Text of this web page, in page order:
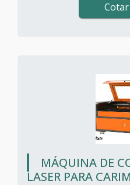
MÁQUINA DE
LASER PARA